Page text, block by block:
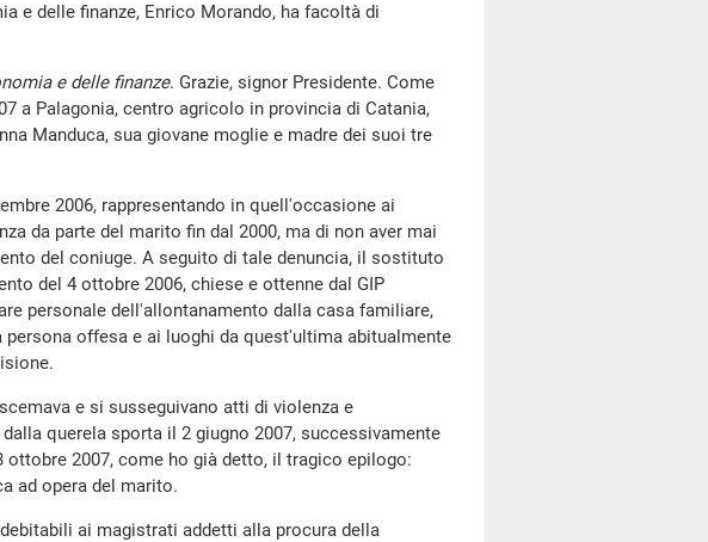
e delle finanze, Enrico Morando, ha facoltà di
e delle finanze. Grazie, signor Presidente. Come
a Palagonia, centro agricolo in provincia di Catania,
Manduca, sua giovane moglie e madre dei suoi tre
2006, rappresentando in quell'occasione ai
da parte del marito fin dal 2000, ma di non aver mai
del coniuge. A seguito di tale denuncia, il sostituto
del 4 ottobre 2006, chiese e ottenne dal GIP
personale dell'allontanamento dalla casa familiare,
offesa e ai luoghi da quest'ultima abitualmente
e si susseguivano atti di violenza e
querela sporta il 2 giugno 2007, successivamente
ottobre 2007, come ho già detto, il tragico epilogo:
ad opera del marito.
ai magistrati addetti alla procura della